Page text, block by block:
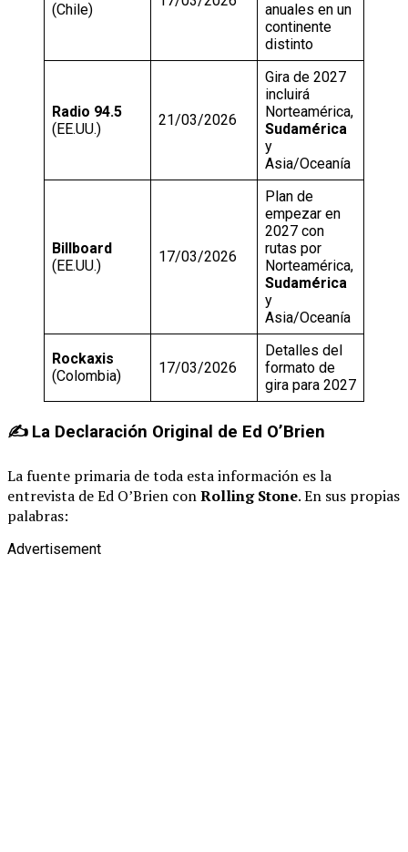
(Chile)
anuales en un
continente
distinto
Radio 94.5
(EE.UU.)
21/03/2026
Gira de 2027
incluirá
Norteamérica,
Sudamérica
y
Asia/Oceanía
Billboard
(EE.UU.)
17/03/2026
Plan de
empezar en
2027 con
rutas por
Norteamérica,
Sudamérica
y
Asia/Oceanía
Rockaxis
(Colombia)
17/03/2026
Detalles del
formato de
gira para 2027
✍️ La Declaración Original de Ed O’Brien
La fuente primaria de toda esta información es la
entrevista de Ed O’Brien conRolling Stone. En sus propias
palabras:
Advertisement